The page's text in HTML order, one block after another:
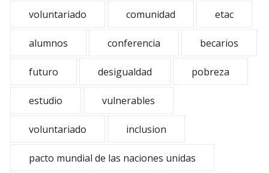
voluntariado comunidad etac
alumnos conferencia becarios
futuro desigualdad pobreza
estudio vulnerables
voluntariado inclusion
pacto mundial de las naciones unidas